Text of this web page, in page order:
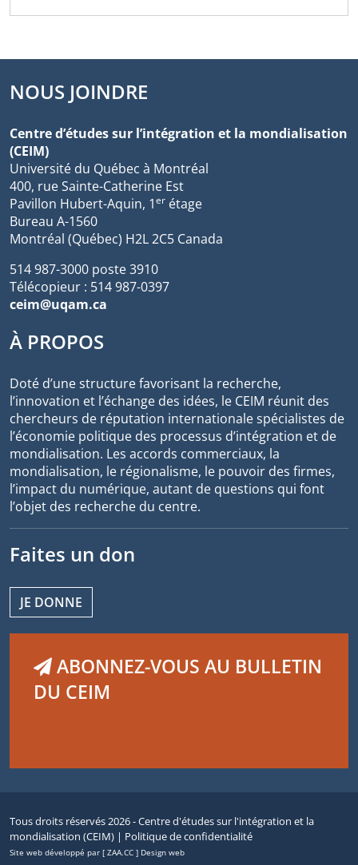
NOUS JOINDRE
Centre d’études sur l’intégration et la mondialisation
(CEIM)
Université du Québec à Montréal
400, rue Sainte-Catherine Est
Pavillon Hubert-Aquin, 1er étage
Bureau A-1560
Montréal (Québec) H2L 2C5 Canada
514 987-3000 poste 3910
Télécopieur : 514 987-0397
ceim@uqam.ca
À PROPOS
Doté d’une structure favorisant la recherche,
l’innovation et l’échange des idées, le CEIM réunit des
chercheurs de réputation internationale spécialistes de
l’économie politique des processus d’intégration et de
mondialisation. Les accords commerciaux, la
mondialisation, le régionalisme, le pouvoir des firmes,
l’impact du numérique, autant de questions qui font
l’objet des recherche du centre.
Faites un don
JE DONNE
ABONNEZ-VOUS AU BULLETIN
DU CEIM
Tous droits réservés 2026 - Centre d'études sur l'intégration et la
mondialisation (CEIM) | Politique de confidentialité
Site web développé par [ ZAA.CC ] Design web